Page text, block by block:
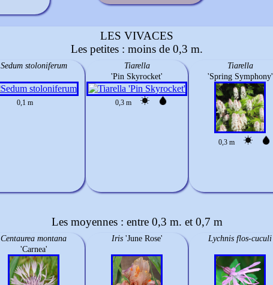
LES VIVACES
Les petites : moins de 0,3 m.
Sedum stoloniferum
0,1 m
Tiarella
'Pin Skyrocket'
0,3 m
Tiarella
'Spring Symphony'
0,3 m
Les moyennes : entre 0,3 m. et 0,7 m
Centaurea montana
'Carnea'
Iris 'June Rose' Lychnis flos-cuculi